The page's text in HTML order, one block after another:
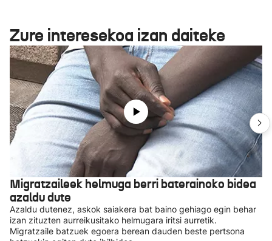
Zure interesekoa izan daiteke
Migratzaileek helmuga berri baterainoko bidea
azaldu dute
Azaldu dutenez, askok saiakera bat baino gehiago egin behar
izan zituzten aurreikusitako helmugara iritsi aurretik.
Migratzaile batzuek egoera berean dauden beste pertsona